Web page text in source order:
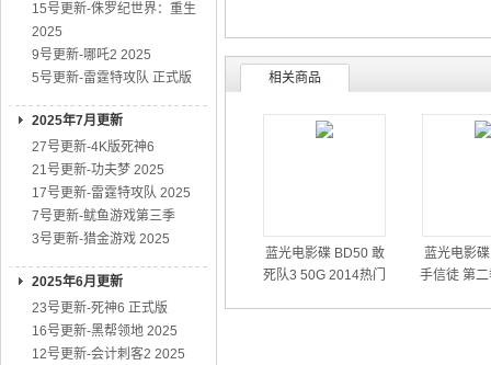
15号更新-侏罗纪世界：重生
2025
9号更新-哪吒2 2025
5号更新-雷霆特攻队 正式版
2025年7月更新
27号更新-4K版死神6
21号更新-功夫梦 2025
17号更新-雷霆特攻队 2025
7号更新-鱿鱼游戏第三季
3号更新-猎金游戏 2025
2025年6月更新
23号更新-死神6 正式版
16号更新-黑帮领地 2025
12号更新-会计刺客2 2025
相关商品
蓝光电影碟 BD50 敢
死队3 50G 2014热门
蓝光电影
手信徒 第